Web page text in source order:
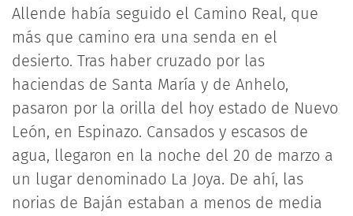
Allende había seguido el Camino Real, que
más que camino era una senda en el
desierto. Tras haber cruzado por las
haciendas de Santa María y de Anhelo,
pasaron por la orilla del hoy estado de Nuevo
León, en Espinazo. Cansados y escasos de
agua, llegaron en la noche del 20 de marzo a
un lugar denominado La Joya. De ahí, las
norias de Baján estaban a menos de media